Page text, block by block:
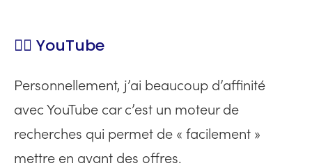
👉🏻 YouTube
Personnellement, j’ai beaucoup d’affinité
avec YouTube car c’est un moteur de
recherches qui permet de « facilement »
mettre en avant des offres.